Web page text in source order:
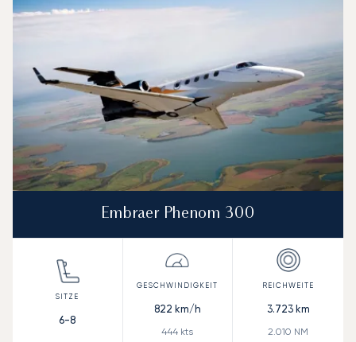
Embraer Phenom 300
6-8
822 km/h
444 kts
3.723km
2.010 NM